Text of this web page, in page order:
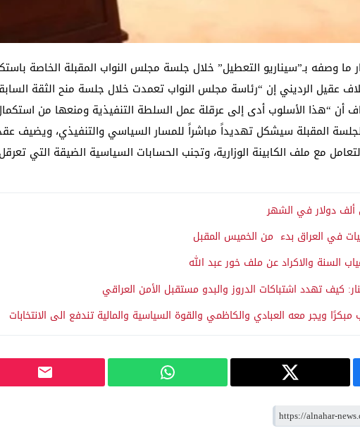
ما وصفه بـ”سيناريو التعطيل” خلال جلسة مجلس النواب المقبلة الخاصة
عقيل الرديني إن “رئاسة مجلس النواب تعمدت خلال جلسة منح الثقة
أن “هذا الأسلوب أدى إلى عرقلة عمل السلطة التنفيذية ومنعها من
المقبلة سيشكل تهديداً مباشراً للمسار السياسي والتنفيذي، ويضيف
مع ملف الكابينة الوزارية، وتجنب الحسابات السياسية الضيقة التي
ألف دولار في الشهر
في العراق بدء من الخميس المقبل
السنة والاكراد عن ملف خور عبد الله
كيف تهدد اشتباكات الدروز والبدو مستقبل الأمن العراقي
ويجر معه العبادي والكاظمي والقوة السياسية والمالية تندفع الى الانتخابات